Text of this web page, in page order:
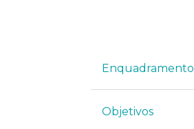
Enquadramento
Objetivos